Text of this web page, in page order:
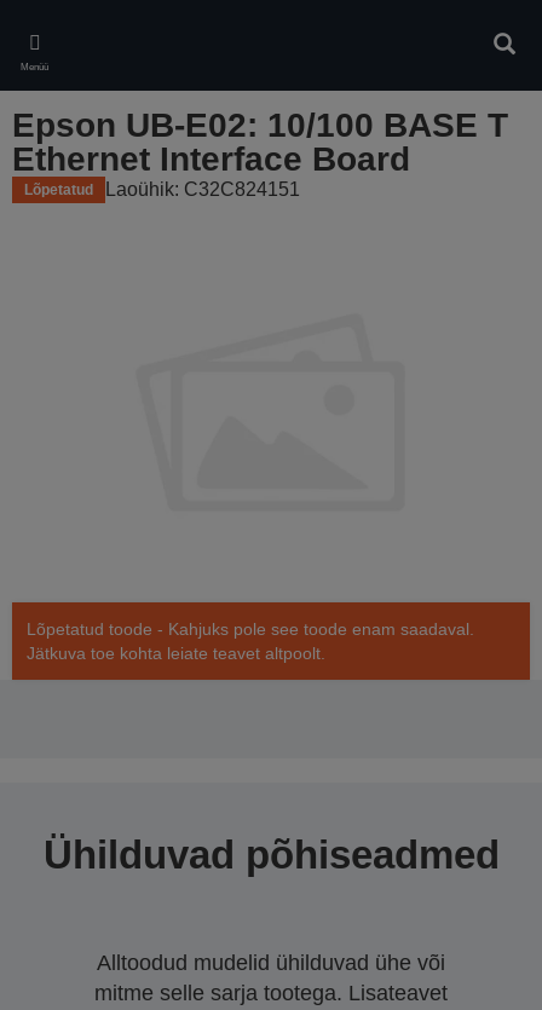
main
content
Menüü
Epson UB-E02: 10/100 BASE T
Ethernet Interface Board
Lõpetatud Laoühik: C32C824151
Lõpetatud toode - Kahjuks pole see toode enam saadaval.
Jätkuva toe kohta leiate teavet altpoolt.
Ühilduvad põhiseadmed
Alltoodud mudelid ühilduvad ühe või
mitme selle sarja tootega. Lisateavet